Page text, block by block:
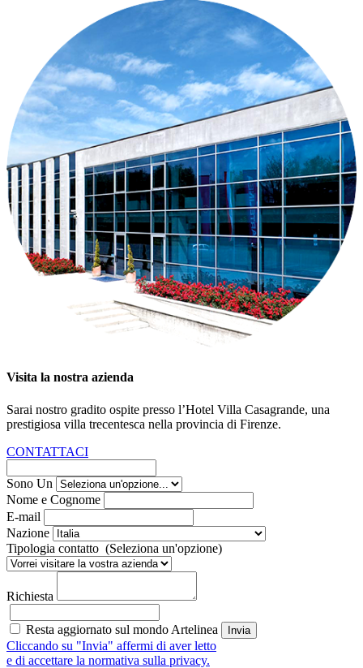
Visita la nostra azienda
Sarai nostro gradito ospite presso l’Hotel Villa Casagrande, una
prestigiosa villa trecentesca nella provincia di Firenze.
CONTATTACI
Sono Un
Nome e Cognome
E-mail
Nazione
Tipologia contatto (Seleziona un'opzione)
Richiesta
Resta aggiornato sul mondo Artelinea
Cliccando su "Invia" affermi di aver letto
e di accettare la normativa sulla privacy.